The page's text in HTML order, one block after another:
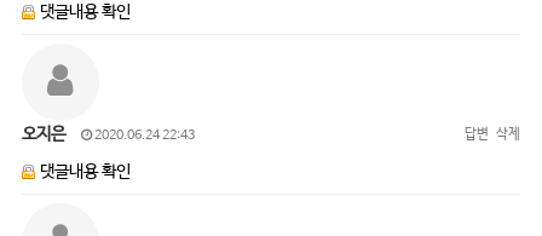
댓글내용 확인
오지은 2020.06.24 22:43 답변 삭제
댓글내용 확인